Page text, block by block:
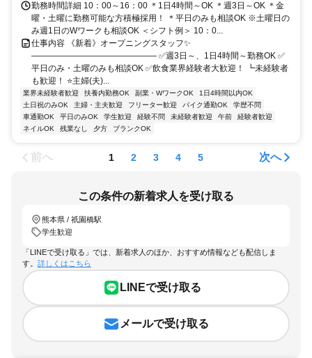
勤務時間詳細 10：00～16：00 ＊1日4時間～OK ＊週3日～OK ＊金
曜・土曜に勤務可能な方積極採用！ ＊平日のみも相談OK ※土曜日の
み週1日のWワークも相談OK ＜シフト例＞ 10：0...
仕事内容 《新着》オープニングスタッフ✨
――――――――――――――― ✅週3日～、1日4時間～勤務OK ✅
平日のみ・土曜のみも相談OK ✅飲食業界経験者大歓迎！ ┗未経験者
も歓迎！ ⭐主婦(夫)...
業界未経験者歓迎 扶養内勤務OK 副業・WワークOK
1日4時間以内OK
土日祝のみOK
主婦・主夫歓迎 フリーター歓迎 バイク通勤OK
学歴不問
車通勤OK
平日のみOK 学生歓迎 経験不問 未経験者歓迎 午前
経験者歓迎
ネイルOK
残業なし 夕方 ブランクOK
前へ 1 2 3 4 5 次へ
この条件の新着求人を受け取る
熊本県 / 祇園橋駅
学生歓迎
「LINEで受け取る」では、新着求人のほか、おすすめ情報なども配信しま
す。 詳しくはこちら
LINEで受け取る
メールで受け取る